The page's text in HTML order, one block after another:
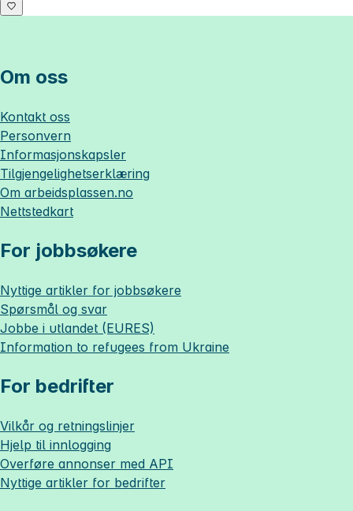
Om oss
Kontakt oss
Personvern
Informasjonskapsler
Tilgjengelighetserklæring
Om arbeidsplassen.no
Nettstedkart
For jobbsøkere
Nyttige artikler for jobbsøkere
Spørsmål og svar
Jobbe i utlandet (EURES)
Information to refugees from Ukraine
For bedrifter
Vilkår og retningslinjer
Hjelp til innlogging
Overføre annonser med API
Nyttige artikler for bedrifter